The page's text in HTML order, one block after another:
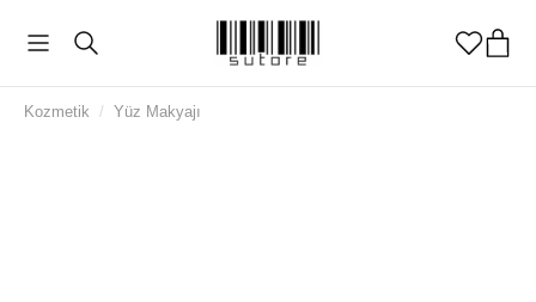
Kozmetik / Yüz Makyajı